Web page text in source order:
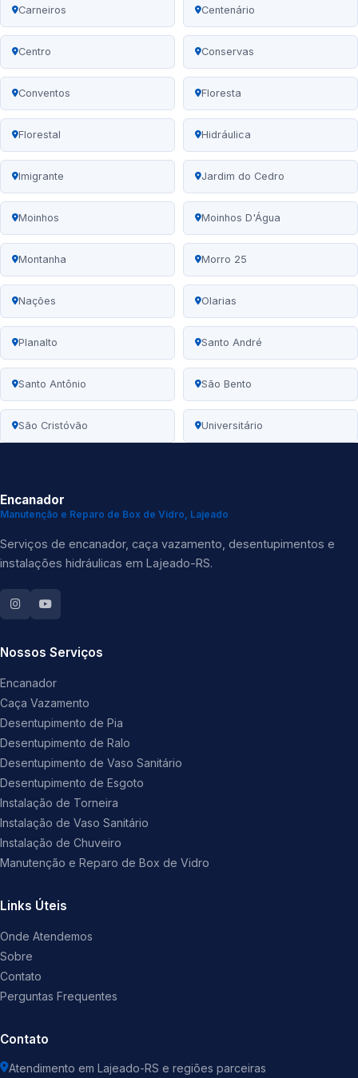
Carneiros Centenário
Centro Conservas
Conventos Floresta
Florestal Hidráulica
Imigrante Jardim do Cedro
Moinhos Moinhos D'Água
Montanha Morro 25
Nações Olarias
Planalto Santo André
Santo Antônio São Bento
São Cristóvão Universitário
Encanador
Manutenção e Reparo de Box de Vidro, Lajeado
Serviços de encanador, caça vazamento, desentupimentos e
instalações hidráulicas em Lajeado-RS.
Nossos Serviços
Encanador
Caça Vazamento
Desentupimento de Pia
Desentupimento de Ralo
Desentupimento de Vaso Sanitário
Desentupimento de Esgoto
Instalação de Torneira
Instalação de Vaso Sanitário
Instalação de Chuveiro
Manutenção e Reparo de Box de Vidro
Links Úteis
Onde Atendemos
Sobre
Contato
Perguntas Frequentes
Contato
Atendimento em Lajeado-RS e regiões parceiras